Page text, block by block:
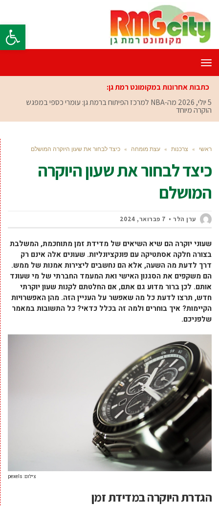
פתח
תפריט
כתבות אחרונות במקומונט רמת גן:
5 יולי, 2026
מה-NBA למרכז הפיתוח ברמת גן: עומרי כספי במפגש
הוקרה מיוחד
ראשי » צרכנות » עצת מומחה » כיצד לבחור את שעון היוקרה המושלם
כיצד לבחור את שעון היוקרה
המושלם
ערן הלר 7 פברואר, 2024
שעוני יוקרה הם שיא השיאים של מדידת זמן מתוחכמת, המשלבת
בצורה חלקה אסתטיקה עם פונקציונליות. שעונים אלה אינם רק
דרך לדעת מה השעה, אלא הם נחשבים ליצירות אמנות של ממש.
הם משקפים את הסגנון האישי ואת המעמד החברתי של מי שעונד
אותם. לכן ברור מדוע גם אתם, אם החלטתם לקנות שעון יוקרתי
חדש, תרצו לדעת כל מה שאפשר על העניין הזה. מהן האפשרויות
הקיימות? איך בוחרים ולמה זה בכלל כדאי? כל התשובות במאמר
שלפניכם.
צילום: pexels
הגדרת היוקרה במדידת זמן